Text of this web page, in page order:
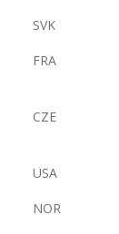
SVK
FRA
CZE
USA
NOR